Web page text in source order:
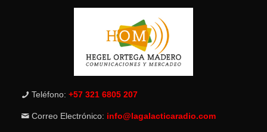
Teléfono: +57 321 6805 207
Correo Electrónico: info@lagalacticaradio.com